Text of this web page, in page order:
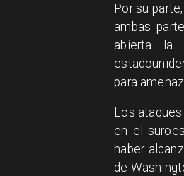
Por su
ambas
abierta la
para
Los
en el
haber
de